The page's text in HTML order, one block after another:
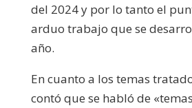
del 2024 y por lo tanto el
arduo trabajo que se
año.
En cuanto a los temas
contó que se habló de